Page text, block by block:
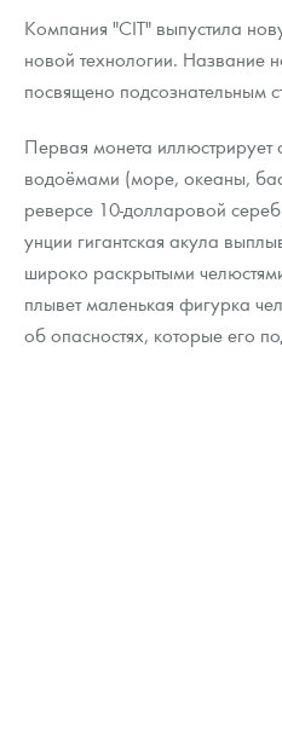
Монеты Царской России
Монеты стран мира после 1950г
Георгий Победоносец
Золотой червонец Сеятель
Золотые слитки
Аксессуары
Гарри Поттер
Год Лошади
Гарантии
Выкуп монет
Выкуп серебряных монет
Вопрос - ответ
Памятка для работы с монетами из
Условия возврата
Монеты
Информация
Распродажа монет и жетонов
Аналитика и события
Итоги 2025 года. Прогноз курсов
Cтатьи
Георгий Победоносец - динамика
Котировки
Курс золота и серебра
Лом выкуп
Скупка слитков
Контакты
О нас
Наши преимущества
Письмо директору
Пресс-служба
Компания "CIT" выпустила
новой технологии. Название
посвящено подсознательным
Первая монета иллюстрирует
водоёмами (море, океаны,
реверсе 10-долларовой
унции гигантская акула
широко раскрытыми
плывет маленькая фигурка
об опасностях, которые его